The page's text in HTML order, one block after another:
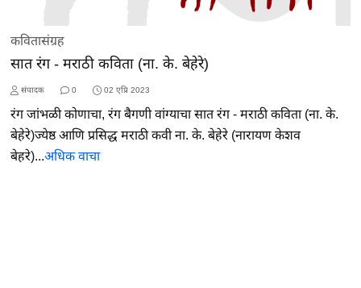
कवितासंग्रह
सात रंग - मराठी कविता (ना. के. बेहेरे)
संपादक 0 02 एप्रि 2023
रंग जांभळी कोणाचा, रंग बैगणी वांग्याचा सात रंग - मराठी कविता (ना. के.
बेहेरे)ज्येष्ठ आणि प्रसिद्ध मराठी कवी ना. के. बेहेरे (नारायण केशव
बेहरे)...अधिक वाचा